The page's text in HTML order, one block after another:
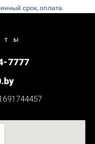
срок, оплата.
7777